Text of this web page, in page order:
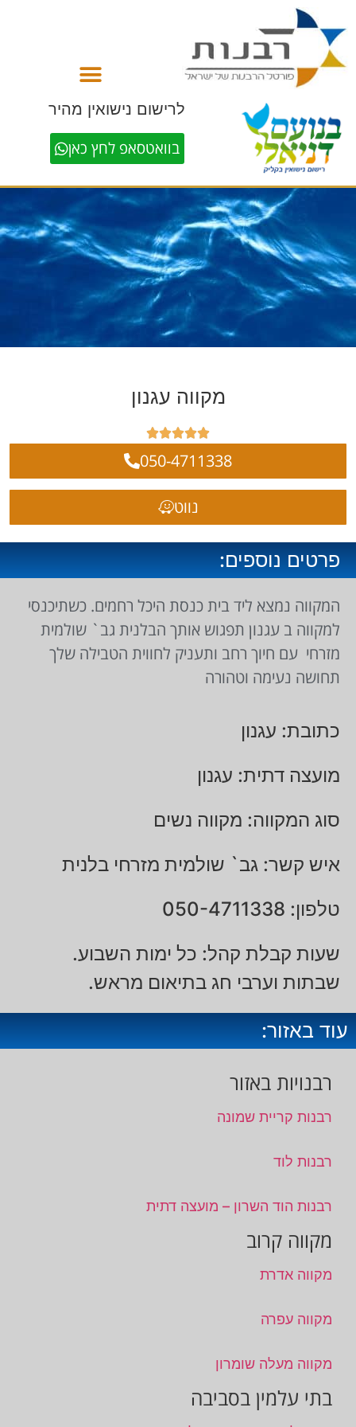
לרישום נישואין מהיר
בוואטסאפ לחץ כאן
מקווה עגנון





050-4711338
נווט
פרטים נוספים:
המקווה נמצא ליד בית כנסת היכל רחמים. כשתיכנסי
למקווה ב עגנון תפגוש אותך הבלנית גב` שולמית
מזרחי עם חיוך רחב ותעניק לחווית הטבילה שלך
תחושה נעימה וטהורה
כתובת: עגנון
מועצה דתית: עגנון
סוג המקווה: מקווה נשים
איש קשר: גב` שולמית מזרחי בלנית
טלפון: 050-4711338
שעות קבלת קהל: כל ימות השבוע.
שבתות וערבי חג בתיאום מראש.
עוד באזור:
רבנויות באזור
רבנות קריית שמונה
רבנות לוד
רבנות הוד השרון – מועצה דתית
מקווה קרוב
מקווה אדרת
מקווה עפרה
מקווה מעלה שומרון
בתי עלמין בסביבה